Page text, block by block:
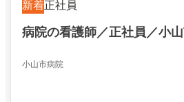
新着正社員
病院の看護師／正社員／小
小山市病院